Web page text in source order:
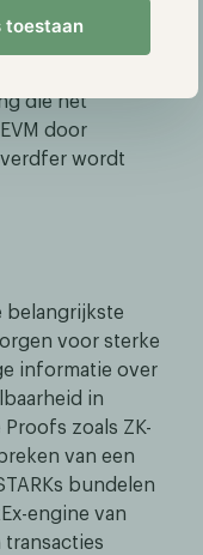
toestaan
die het
door
verdfer wordt
belangrijkste
voor sterke
informatie over
in
zoals ZK-
van een
bundelen
engine van